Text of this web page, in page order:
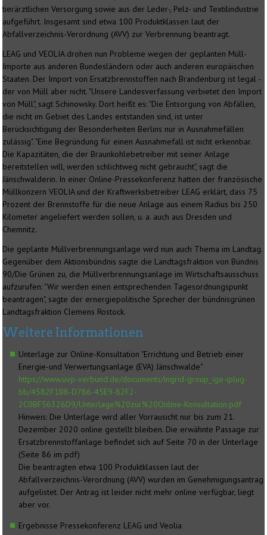
tierärztlichen Versorgung sowie aus der Leder-, Pelz- und Textilindustrie
aufgeführt. Insgesamt sind etwa 100 Produktklassen laut der
Abfallverzeichnis-Verordnung (AVV) zur Verbrennung beantragt.
LEAG und VEOLIA drohen nun Probleme wegen der geplanten Müll-
Importe aus anderen Bundesländern oder auch anderen europäischen
Staaten. Der Import von Ersatzbrennstoffen nach Brandenburg ist legal -
der von Müll aber nicht. "Unsere Landesverfassung verbietet den Import
von Müll", sagt Schinowsky. Dort heißt es: "Die Entsorgung von Abfällen,
die nicht im Gebiet des Landes entstanden sind, ist unter
Berücksichtigung der Besonderheiten Berlins nur in Ausnahmefällen
zulässig". "Eine Begründung für einen Ausnahmefall ist nicht erkennbar.
Die Kapazitäten, die der Braunkohlebetreiber mit seiner Anlage
bereitstellen will, werden schlichtweg nicht gebraucht", sagt die
Jänschwalderin. In einer Online-Pressekonferenz hatten der französische
Müllkonzern VEOLIA und der Kraftwerksbetreiber LEAG erklärt, dass 75
Prozent der Brennstoffe für die neue Anlage aus einem Radius bis 250
Kilometer angeliefert werden sollen, u. a. auch aus Dresden und
Chemnitz.
Die geplante Müllverbrennungsanlage wird nun auch Thema im Landtag.
Gegenüber dem Aktionsbündnis sagte die Landtagsfraktion von Bündnis
90/Die Grünen zu, die Müllverbrennungsanlage im Wirtschaftsausschuss
aufzurufen: "Wir werden einen entsprechenden Tagesordnungspunkt
beantragen", sagte der ernergiepolitische Sprecher der bündnisgrünen
Landtagsfraktion Clemens Rostock.
Weitere Informationen
Unterlage zur Online-Konsultation "Errichtung und Betrieb einer
Energie-und Verwertungsanlage (EVA) Jänschwalde"
https://www.uvp-verbund.de/documents/ingrid-group_ige-iplug-
bb/4582F1B8-D786-45E9-82F2-
2C0BF56326D9/Unterlage%20zur%20Online-Konsultation.pdf
Hinweis: Die Unterlage wird aller Vorrausicht nur bis zum 21.
Dezember 2020 online gestellt bleiben. Die erwähnte Passage zur
Ersatzbrennstoffanlage befindet sich auf Seite 70 in der Unterlage
(Seite 86 im pdf)
Die beantragten etwa 100 Produktklassen laut der
Abfallverzeichnis-Verordnung (AVV) wurden im Genehmigungsantrag
aufgelistet. Der Antrag ist leider nicht mehr online verfügbar, liegt
aber vor.
Ergebnisse Pressekonferenz LEAG und Veolia